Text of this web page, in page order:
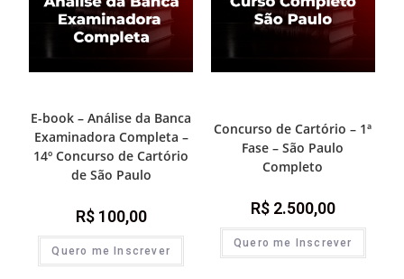
E-book – Análise da Banca
Examinadora Completa –
14º Concurso de Cartório
de São Paulo
R$100,00
Quero me Inscrever
Concurso de Cartório – 1ª
Fase – São Paulo
Completo
R$2.500,00
Quero me Inscrever